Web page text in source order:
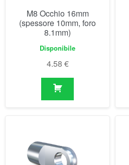
M8 Occhio 16mm
(spessore 10mm, foro
8.1mm)
Disponibile
4.58 €